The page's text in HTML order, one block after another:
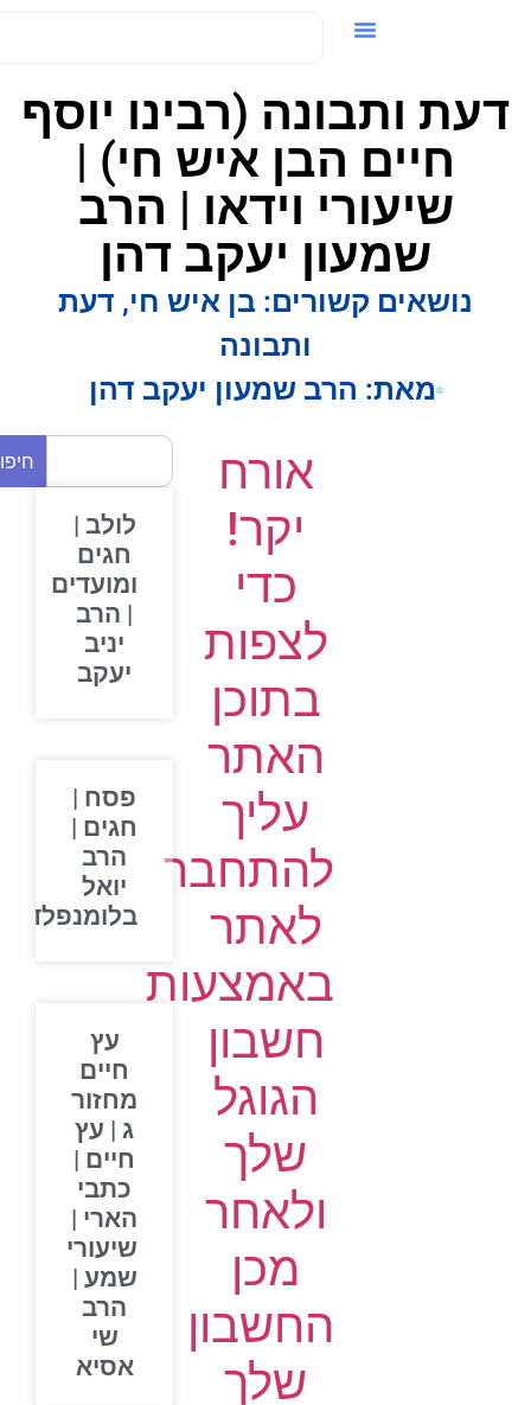
ותבונה (רבינו יוסף
חיים הבן איש חי) |
שיעורי וידאו | הרב
שמעון יעקב דהן
נושאים קשורים: בן איש חי,דעת
ותבונה
מאת:הרב שמעון יעקב דהן
אורח
יקר!
כדי
לצפות
בתוכן
האתר
עליך
להתחבר
לאתר
באמצעות
חשבון
הגוגל
שלך
ולאחר
מכן
החשבון
שלך
חיפוש
לולב |
חגים
ומועדים
| הרב
יניב
יעקב
פסח |
חגים |
הרב
יואל
בלומנפלד
עץ
חיים
מחזור
ג | עץ
חיים |
כתבי
הארי |
שיעורי
שמע |
הרב
שי
אסיא